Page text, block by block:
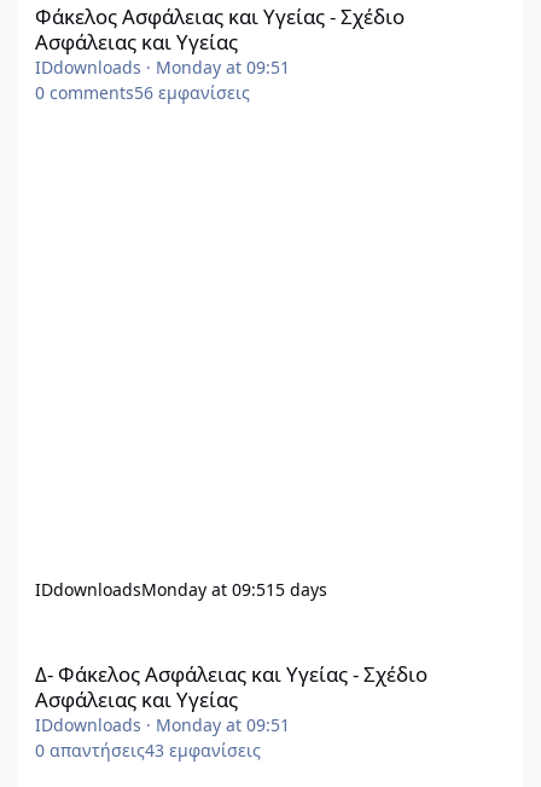
Φάκελος Ασφάλειας και Υγείας - Σχέδιο
Ασφάλειας και Υγείας
IDdownloads · Monday at 09:51
0 comments56 εμφανίσεις
IDdownloadsMonday at 09:515 days
Δ- Φάκελος Ασφάλειας και Υγείας - Σχέδιο
Ασφάλειας και Υγείας
IDdownloads · Monday at 09:51
0 απαντήσεις43 εμφανίσεις